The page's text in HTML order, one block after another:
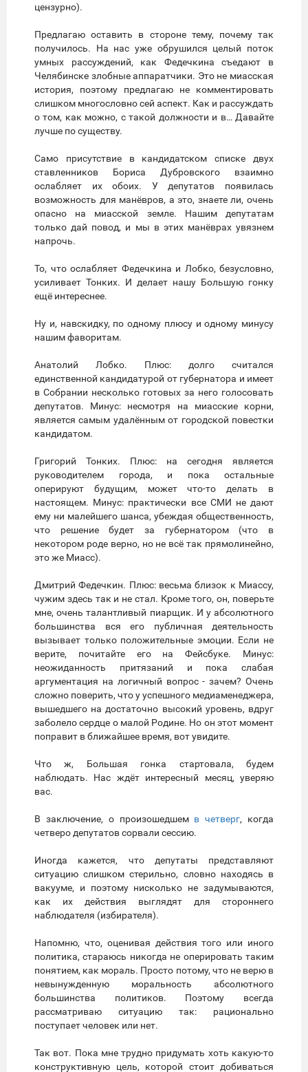
цензурно).
Предлагаю оставить в стороне тему, почему так
получилось. На нас уже обрушился целый поток
умных рассуждений, как Федечкина съедают в
Челябинске злобные аппаратчики. Это не миасская
история, поэтому предлагаю не комментировать
слишком многословно сей аспект. Как и рассуждать
о том, как можно, с такой должности и в… Давайте
лучше по существу.
Само присутствие в кандидатском списке двух
ставленников Бориса Дубровского взаимно
ослабляет их обоих. У депутатов появилась
возможность для манёвров, а это, знаете ли, очень
опасно на миасской земле. Нашим депутатам
только дай повод, и мы в этих манёврах увязнем
напрочь.
То, что ослабляет Федечкина и Лобко, безусловно,
усиливает Тонких. И делает нашу Большую гонку
ещё интереснее.
Ну и, навскидку, по одному плюсу и одному минусу
нашим фаворитам.
Анатолий Лобко. Плюс: долго считался
единственной кандидатурой от губернатора и имеет
в Собрании несколько готовых за него голосовать
депутатов. Минус: несмотря на миасские корни,
является самым удалённым от городской повестки
кандидатом.
Григорий Тонких. Плюс: на сегодня является
руководителем города, и пока остальные
оперируют будущим, может что-то делать в
настоящем. Минус: практически все СМИ не дают
ему ни малейшего шанса, убеждая общественность,
что решение будет за губернатором (что в
некотором роде верно, но не всё так прямолинейно,
это же Миасс).
Дмитрий Федечкин. Плюс: весьма близок к Миассу,
чужим здесь так и не стал. Кроме того, он, поверьте
мне, очень талантливый пиарщик. И у абсолютного
большинства вся его публичная деятельность
вызывает только положительные эмоции. Если не
верите, почитайте его на Фейсбуке. Минус:
неожиданность притязаний и пока слабая
аргументация на логичный вопрос - зачем? Очень
сложно поверить, что у успешного медиаменеджера,
вышедшего на достаточно высокий уровень, вдруг
заболело сердце о малой Родине. Но он этот момент
поправит в ближайшее время, вот увидите.
Что ж, Большая гонка стартовала, будем
наблюдать. Нас ждёт интересный месяц, уверяю
вас.
В заключение, о произошедшем в четверг, когда
четверо депутатов сорвали сессию.
Иногда кажется, что депутаты представляют
ситуацию слишком стерильно, словно находясь в
вакууме, и поэтому нисколько не задумываются,
как их действия выглядят для стороннего
наблюдателя (избирателя).
Напомню, что, оценивая действия того или иного
политика, стараюсь никогда не оперировать таким
понятием, как мораль. Просто потому, что не верю в
невынужденную моральность абсолютного
большинства политиков. Поэтому всегда
рассматриваю ситуацию так: рационально
поступает человек или нет.
Так вот. Пока мне трудно придумать хоть какую-то
конструктивную цель, которой стоит добиваться